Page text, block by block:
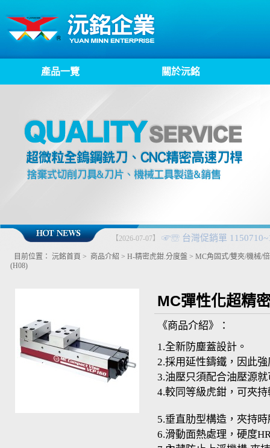
產品一覽 關於沅銘
【2026-06-
MPPV~ 開
目前位置： 沅銘首頁 > 商品介紹 > H-精密虎鉗.分度盤 > MC角固式/雙夾/機械/
(H08)
MC彈性化超精
《商品介紹》：
1.全新防塵蓋設計。
2.採用延性鑄鐵，因此
3.油壓只須配合油壓
4.較同等級虎
5.垂直肋型構造，夾持
6.滑動面熱處理，硬度